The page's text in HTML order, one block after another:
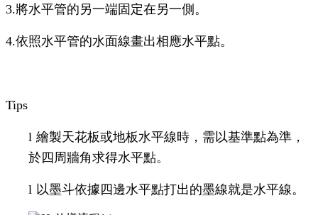
3.將水平管的另一端固定在另一側。
4.依照水平管的水面線畫出相應水平點。
Tips
l 繪製天花板或地板水平線時，需以基準點為準，
於四周牆角求得水平點。
l 以墨斗依據四邊水平點打出的墨線就是水平線。